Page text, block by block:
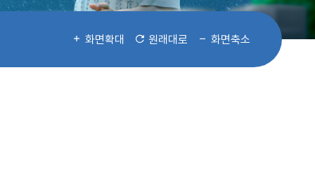
화면확대 원래대로 화면축소